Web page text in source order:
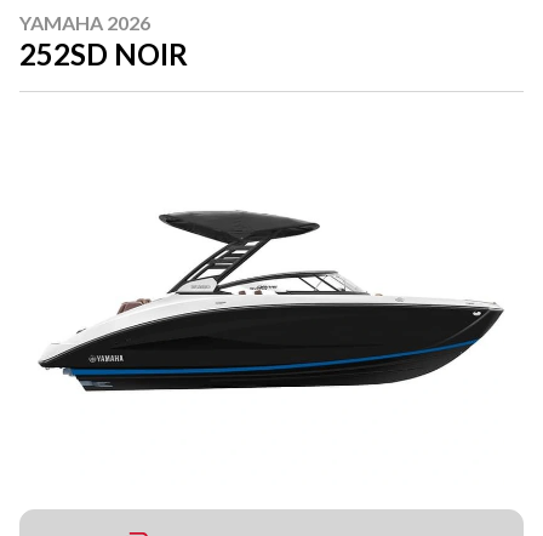
YAMAHA 2026
252SD NOIR